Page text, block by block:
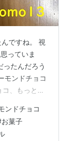
ですね。 視
っていま
ったんだろう
モンドチョコ
、もっと値
チロルチョ
コレート』
たアーモン
ンドチョコ
お菓子